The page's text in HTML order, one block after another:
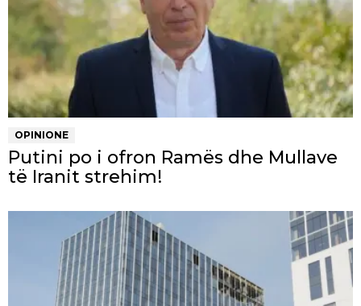
OPINIONE
Putini po i ofron Ramës dhe Mullave
të Iranit strehim!